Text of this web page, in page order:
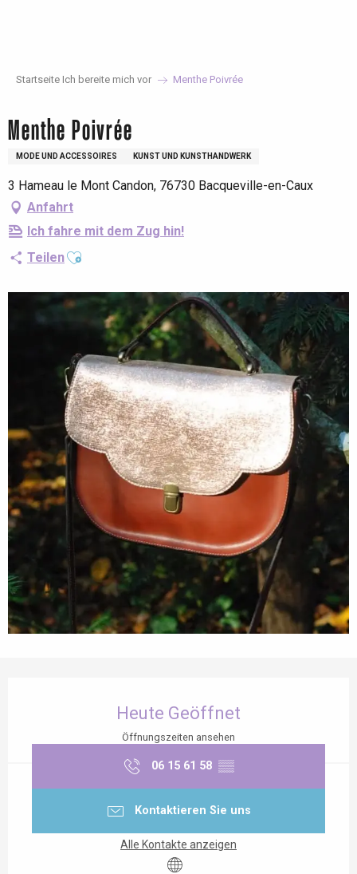
Startseite Ich bereite mich vor Menthe Poivrée
Menthe Poivrée
MODE UND ACCESSOIRES KUNST UND KUNSTHANDWERK
3 Hameau le Mont Candon, 76730 Bacqueville-en-Caux
Anfahrt
Ich fahre mit dem Zug hin!
TeilenAjouter aux favoris
Heute Geöffnet
Öffnungszeiten ansehen
06 15 61 58 ▒▒
Kontaktieren Sie uns
Alle Kontakte anzeigen